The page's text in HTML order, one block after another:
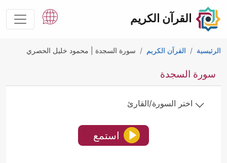
القرآن الكريم
الرئيسية القرآن الكريم سورة السجدة | محمود خليل الحصري
سورة السجدة
اختر السورة/القارئ
استمع